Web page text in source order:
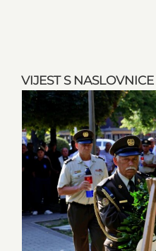
VIJEST S NASLOVNICE